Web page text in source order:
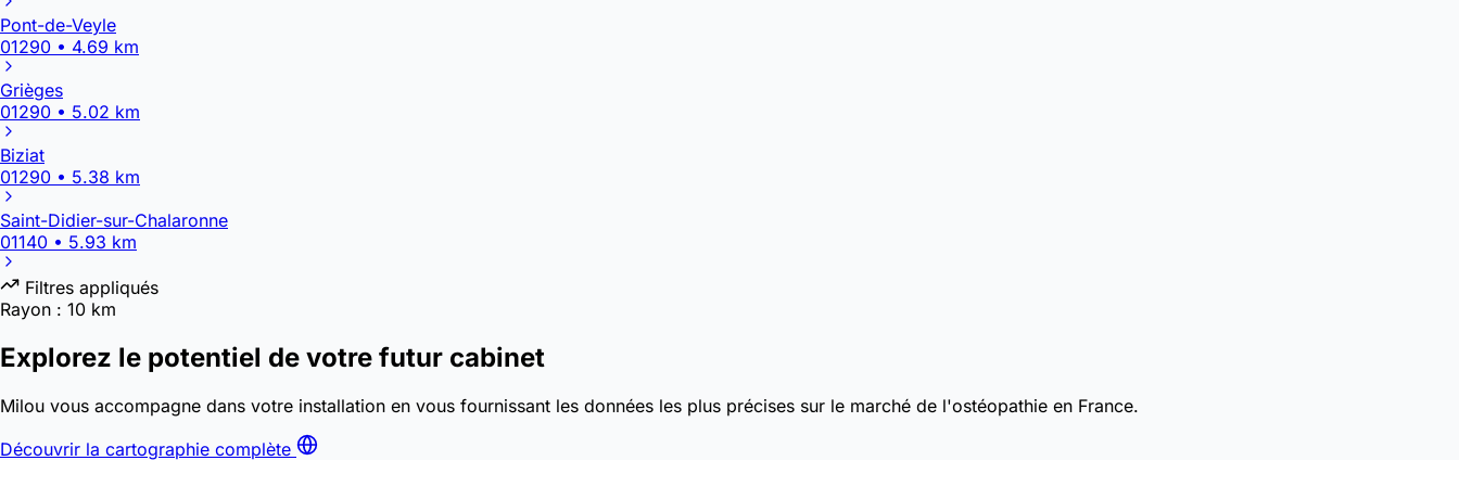
Pont-de-Veyle
01290 • 4.69 km
Grièges
01290 • 5.02 km
Biziat
01290 • 5.38 km
Saint-Didier-sur-Chalaronne
01140 • 5.93 km
Filtres appliqués
Rayon : 10 km
Explorez le potentiel de votre futur cabinet
Milou vous accompagne dans votre installation en vous fournissant les données les plus précises sur le marché de l'ostéopathie en France.
Découvrir la cartographie complète